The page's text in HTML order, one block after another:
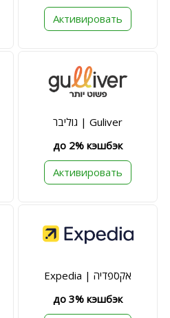
Активировать
גוליבר | Guliver
до 2% кэшбэк
Активировать
Expedia | אקספדיה
до 3% кэшбэк